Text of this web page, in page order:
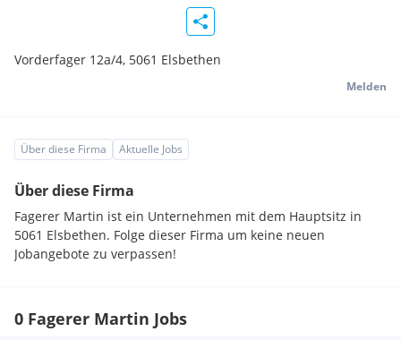
Vorderfager 12a/4, 5061 Elsbethen
Melden
Über diese Firma Aktuelle Jobs
Über diese Firma
Fagerer Martin ist ein Unternehmen mit dem Hauptsitz in
5061 Elsbethen. Folge dieser Firma um keine neuen
Jobangebote zu verpassen!
0 Fagerer Martin Jobs